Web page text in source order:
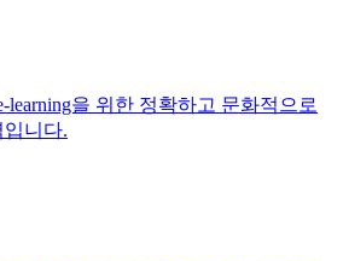
learning을 위한 정확하고 문화적으로
니다.